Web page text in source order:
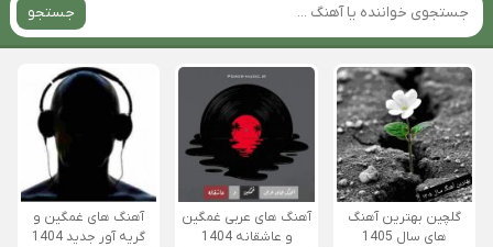
جستجو
گلچین بهترین آهنگ
های سال 1405
آهنگ های عربی غمگین
و عاشقانه 1404
آهنگ های غمگین و
گریه آور جدید 1404